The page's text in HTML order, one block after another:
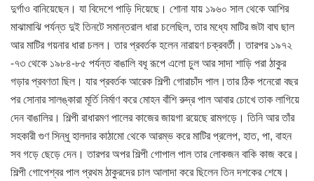
দুর্গাও বানিয়েছেন। যা বিদেশে পাড়ি দিয়েছে। শোনা যায় ১৯৬০ সাল থেকে আশির
মাঝামাঝি পর্যন্ত দুই তিনটে সমান্তরাল ধারা চলেছিল, তার মধ্যে মাটির জটা বাঘ ছাল
আর মাটির গয়নার ধারা চলল। তার প্রবর্তক হলেন নারায়ণ চক্রবর্তী। তারপর ১৯৭২
-৭৩ থেকে ১৯৮৪-৮৫ পর্যন্ত বাঙালি বধূ রূপে এলো চুল আর সাদা শাড়ি পরা ঠাকুর
গড়ার প্রবণতা ছিল। যার প্রবর্তক আরেক শিল্পী গোরাচাঁদ পাল।তার ঠিক পনেরো বছর
পর সোনার সালঙ্কারা মূর্তি নির্মাণ করে মোহন বাঁশি রুদ্র পাল আবার চোখে তাক লাগিয়ে
দেন বাঙালির। শিল্পী রাধারমণ পালের কাজের জায়গা রয়েছে রামগড়ে। তিনি আর তাঁর
সহকারী গুণ সিন্ধু হালদার কাঠামো থেকে আরম্ভ করে মাটির প্রলেপ, হাত, পা, বাহন
সব গড়ে ছেড়ে দেন। তারপর অপর শিল্পী গোপাল পাল তার লোকজন বাকি কাজ করে।
শিল্পী গোপেশ্বর পাল প্রথম ঠাকুরদের চাল আলাদা করে ছিলেন তিন দশকের শেষে।